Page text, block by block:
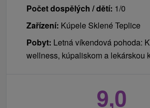
Počet dospělých / dětí: 1/0
Zařízení: Kúpele Sklené Teplice
Pobyt: Letná víkendová pohoda:
wellness, kúpaliskom a lekárskou
9,0